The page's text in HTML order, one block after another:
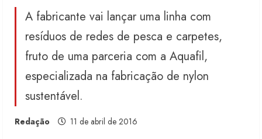
A fabricante vai lançar uma linha com
resíduos de redes de pesca e carpetes,
fruto de uma parceria com a Aquafil,
especializada na fabricação de nylon
sustentável.
Redação 11 de abril de 2016